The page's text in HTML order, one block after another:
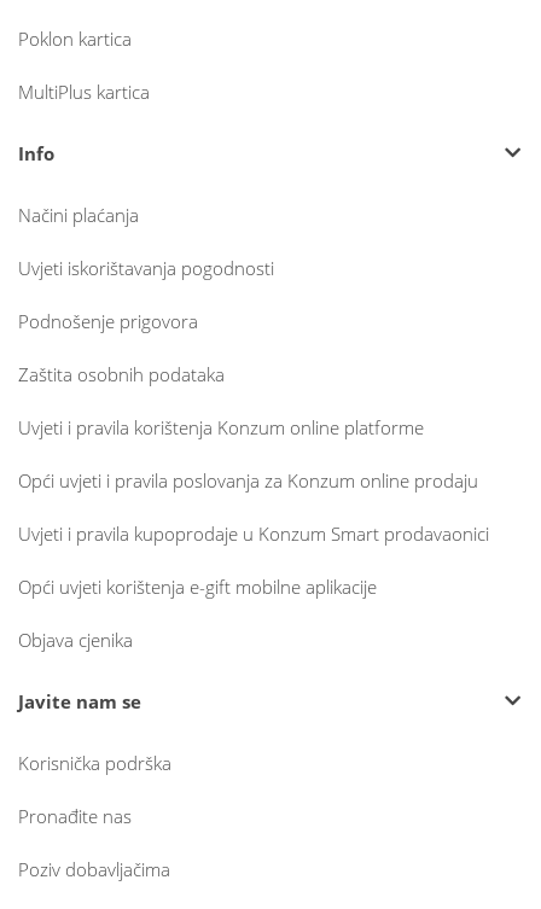
Poklon kartica
MultiPlus kartica
Info
Načini plaćanja
Uvjeti iskorištavanja pogodnosti
Podnošenje prigovora
Zaštita osobnih podataka
Uvjeti i pravila korištenja Konzum online platforme
Opći uvjeti i pravila poslovanja za Konzum online prodaju
Uvjeti i pravila kupoprodaje u Konzum Smart prodavaonici
Opći uvjeti korištenja e-gift mobilne aplikacije
Objava cjenika
Javite nam se
Korisnička podrška
Pronađite nas
Poziv dobavljačima